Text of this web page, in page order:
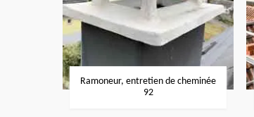
Ramoneur, entretien de cheminée
92